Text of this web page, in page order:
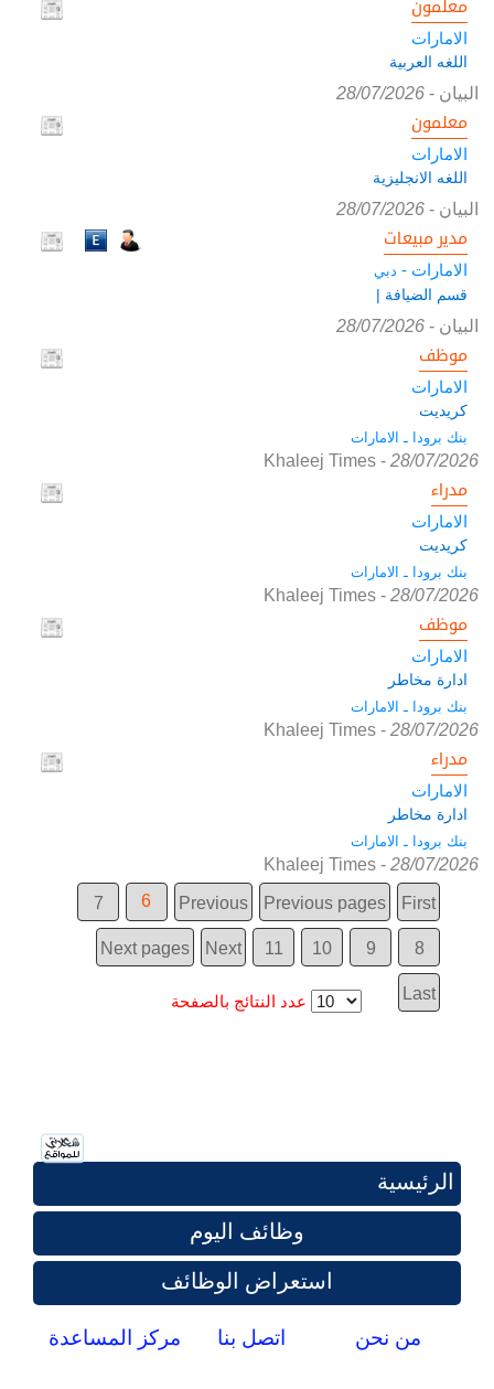
معلمون
الامارات
اللغه العربية
البيان -
28/07/2026
معلمون
الامارات
اللغه الانجليزية
البيان -
28/07/2026
مدير مبيعات
الامارات - دبي
قسم الضيافة |
البيان -
28/07/2026
موظف
الامارات
كريديت
بنك برودا ـ الامارات
Khaleej Times- 28/07/2026
مدراء
الامارات
كريديت
بنك برودا ـ الامارات
Khaleej Times- 28/07/2026
موظف
الامارات
ادارة مخاطر
بنك برودا ـ الامارات
Khaleej Times- 28/07/2026
مدراء
الامارات
ادارة مخاطر
بنك برودا ـ الامارات
Khaleej Times- 28/07/2026
First
Previous pages
Previous
6
7
8
9
10
11
Next
Next pages
Last عدد النتائج بالصفحة
الرئيسية
وظائف اليوم
استعراض الوظائف
من نحن اتصل بنا مركز المساعدة